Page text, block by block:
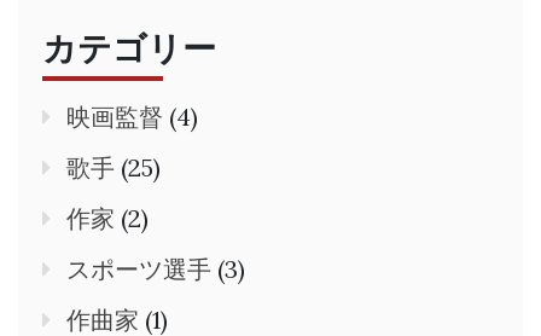
カテゴリー
映画監督 (4)
歌手 (25)
作家 (2)
スポーツ選手 (3)
作曲家 (1)